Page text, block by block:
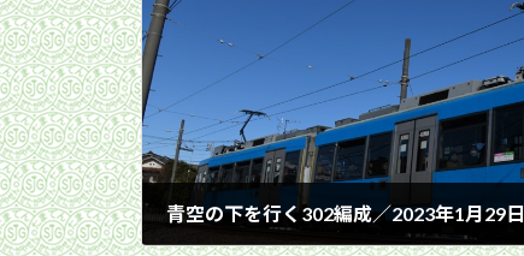
青空の下を行く302編成／2023年1月29